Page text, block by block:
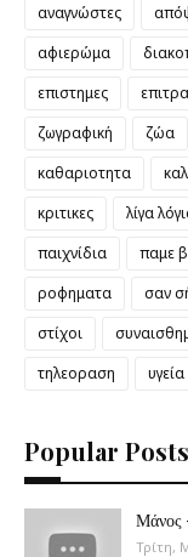
αναγνώστες
αφιερώμα
επιστημες
ζωγραφική
ζώα
καθαριοτητα
κριτικες
λίγα
παιχνίδια
παμε
ροφηματα
σαν
στίχοι
τηλεοραση
υγεία
Popular Posts
Μάνος
Τρίτη,